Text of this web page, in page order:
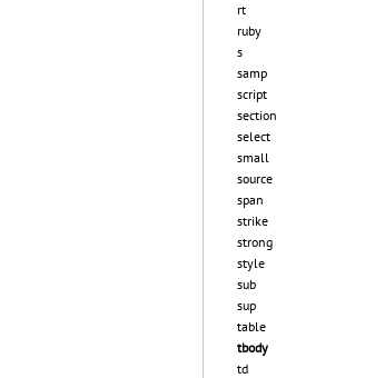
rt
ruby
s
samp
script
section
select
small
source
span
strike
strong
style
sub
sup
table
tbody
td